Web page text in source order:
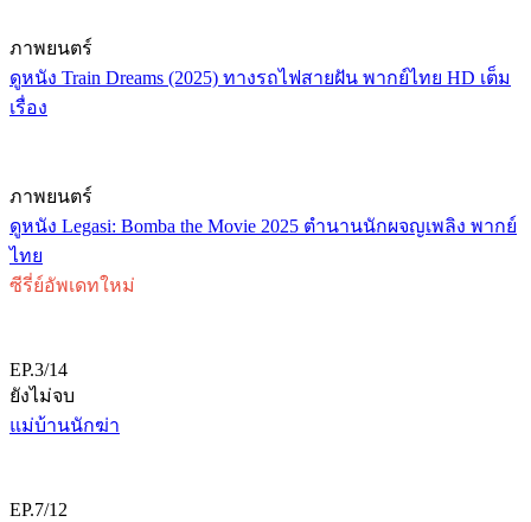
ภาพยนตร์
ดูหนัง Train Dreams (2025) ทางรถไฟสายฝัน พากย์ไทย HD เต็ม
เรื่อง
ภาพยนตร์
ดูหนัง Legasi: Bomba the Movie 2025 ตำนานนักผจญเพลิง พากย์
ไทย
ซีรี่ย์อัพเดทใหม่
EP.3/14
ยังไม่จบ
แม่บ้านนักฆ่า
EP.7/12